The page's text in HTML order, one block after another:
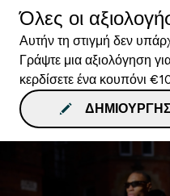
Όλες οι
Αυτήν τη στιγμή δεν
Γράψτε μια αξιολόγηση
κερδίσετε ένα κουπόνι